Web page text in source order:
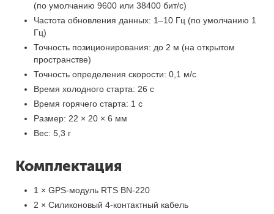
(по умолчанию 9600 или 38400 бит/с)
Частота обновления данных: 1–10 Гц (по умолчанию 1
Гц)
Точность позиционирования: до 2 м (на открытом
пространстве)
Точность определения скорости: 0,1 м/с
Время холодного старта: 26 с
Время горячего старта: 1 с
Размер: 22 × 20 × 6 мм
Вес: 5,3 г
Комплектация
1 × GPS-модуль RTS BN-220
2 × Силиконовый 4-контактный кабель